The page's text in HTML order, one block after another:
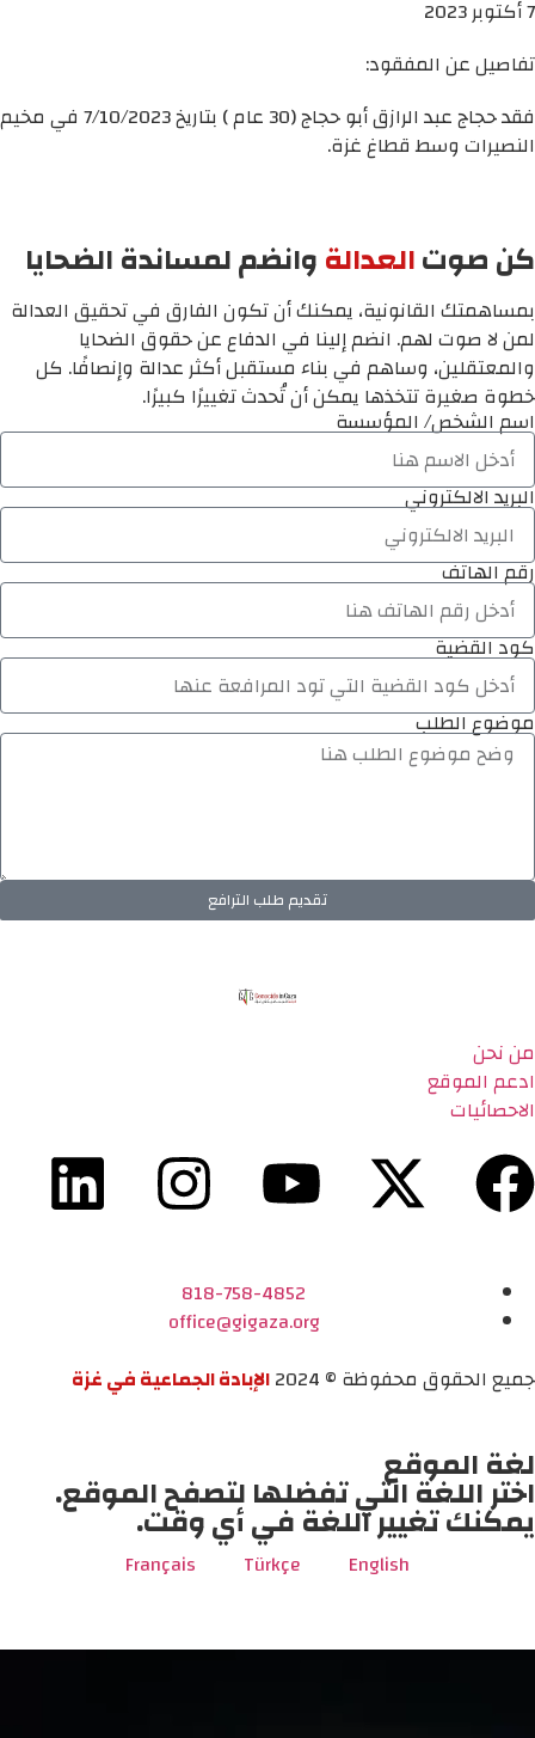
7 أكتوبر 2023
تفاصيل عن المفقود:
فقد حجاج عبد الرازق أبو حجاج (30 عام ) بتاريخ 7/10/2023 في مخيم
النصيرات وسط قطاغ غزة.
كن صوتالعدالةوانضم لمساندة الضحايا
بمساهمتك القانونية، يمكنك أن تكون الفارق في تحقيق العدالة
لمن لا صوت لهم. انضم إلينا في الدفاع عن حقوق الضحايا
والمعتقلين، وساهم في بناء مستقبل أكثر عدالة وإنصافًا. كل
خطوة صغيرة تتخذها يمكن أن تُحدث تغييرًا كبيرًا.
اسم الشخص/ المؤسسة
البريد الالكتروني
رقم الهاتف
كود القضية
موضوع الطلب
تقديم طلب الترافع
من نحن
ادعم الموقع
الاحصائيات
818-758-4852
office@gigaza.org
جميع الحقوق محفوظة © 2024
الإبادة الجماعية في غزة
لغة الموقع
اختر اللغة التي تفضلها لتصفح الموقع.
يمكنك تغيير اللغة في أي وقت.
English
Türkçe
Français